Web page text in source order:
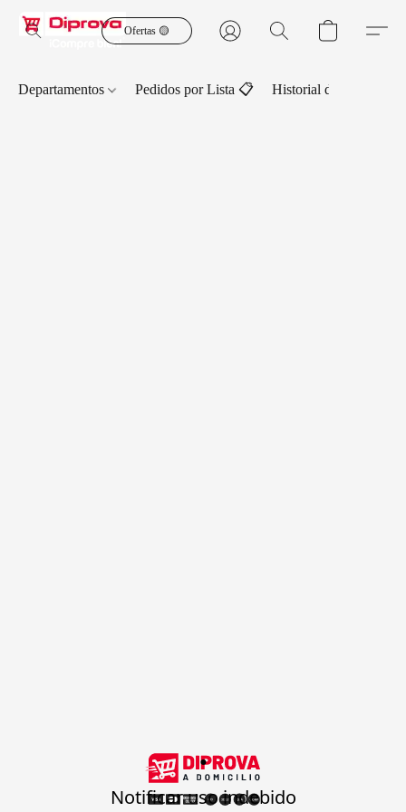
Ofertas 🟡
Departamentos Pedidos por Lista 📋 Historial de Pedidos
.
Notificar uso indebido